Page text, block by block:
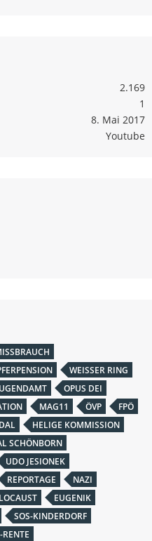
2.169
1
8. Mai 2017
Youtube
WEISSER RING
OPUS DEI
MAG11 ÖVP
FPÖ
HELIGE KOMMISSION
SCHÖNBORN
UDO JESIONEK
REPORTAGE
NAZI
EUGENIK
SOS-KINDERDORF